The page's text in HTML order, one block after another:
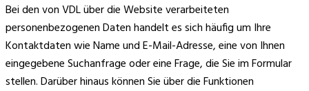
Bei den von VDL über die Website verarbeiteten
personenbezogenen Daten handelt es sich häufig um Ihre
Kontaktdaten wie Name und E-Mail-Adresse, eine von Ihnen
eingegebene Suchanfrage oder eine Frage, die Sie im Formular
stellen. Darüber hinaus können Sie über die Funktionen